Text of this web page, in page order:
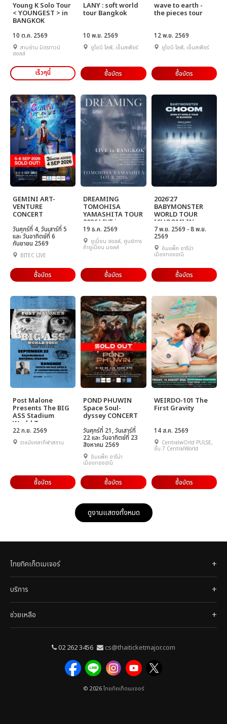
Young K Solo Tour
< YOUNGEST > in
BANGKOK
10 ต.ค. 2569
สามย่าน มิตรทาวน์
ฮอลล์
เร็วๆนี้
LANY : soft world
tour Bangkok
10 พ.ย. 2569
ยูโอบี ไลฟ์, เอ็มสเฟียร์
ซื้อบัตร
wave to earth -
the pieces tour
12 พ.ย. 2569
ยูโอบี ไลฟ์, เอ็มสเฟียร์
ซื้อบัตร
GEMINI ART-
VENTURE
CONCERT
วันศุกร์ที่ 4, วันเสาร์ที่ 5
และ วันอาทิตย์ที่ 6
กันยายน 2569
BITEC LIVE
ซื้อบัตร
DREAMING
TOMOHISA
YAMASHITA TOUR
2026 LIVE in
BANGKOK
19 ธ.ค. 2569
ยูเนี่ยน ฮอลล์, ศูนย์การ
ค้ายูเนี่ยน มอลล์
ซื้อบัตร
2026'27
BABYMONSTER
WORLD TOUR
[CHOOM] IN
BANGKOK
7 พ.ย. 2569 - 8 พ.ย.
2569
อิมแพ็ค อารีน่า
เมืองทองธานี
ซื้อบัตร
Post Malone
Presents The BIG
ASS Stadium
World Tour
22 ก.ย. 2569
ราชมังคลากีฬาสถาน
ซื้อบัตร
POND PHUWIN
Space Soul-
dyssey CONCERT
วันศุกร์ที่ 21, วันเสาร์ที่
22 และ วันอาทิตย์ที่ 23
สิงหาคม 2569
อิมแพ็ค อารีน่า
เมืองทองธานี
ซื้อบัตร
WEIRDO-101 The
First Gravity
14 ส.ค. 2569
CentralwOrld PULSE,
ชั้น 7 CentralWorld
ซื้อบัตร
ดูงานแสดงทั้งหมด
ไทยทิคเก็ตเมเจอร์
บริการ
ช่วยเหลือ
02 262 3456 cs@thaiticketmajor.com
© 2026ไทยทิคเก็ตเมเจอร์